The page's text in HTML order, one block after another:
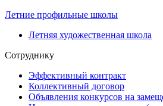
Летние профильные школы
Летняя художественная школа
Сотруднику
Эффективный контракт
Коллективный договор
Объявления конкурсов на